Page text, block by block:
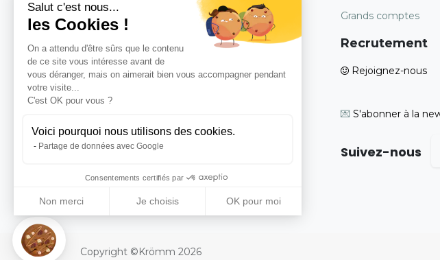
Salut c'est nous...
les Cookies !
On a attendu d'être sûrs que le contenu
de ce site vous intéresse avant de
vous déranger, mais on aimerait bien vous accompagner pendant
votre visite...
C'est OK pour vous ?
Voici pourquoi nous utilisons des cookies.
Partage de données avec Google
Consentements certifiés par
Non merci Je choisis
OK pour moi
Axeptio consent
Plateforme de Gestion du Consentement : Personnalisez vos Options
Notre plateforme vous permet d'adapter et de gérer vos paramètres de confidentialité, en
Feuilletez notre catalogue
Consultez notreBlog
Grands comptes
Recrutement
Rejoignez-nous
💌 S'abonner à la
Suivez-nous
Copyright ©Krömm 2026